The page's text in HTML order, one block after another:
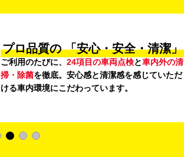
プロ品質の 「安心・安全・清潔」
ご利用のたびに、 24項目の車両点検と車内外の清
掃・除菌を徹底。安心感と清潔感を感じていただ
ける車内環境にこだわっています。